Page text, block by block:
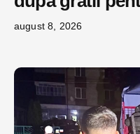
august 8, 2026